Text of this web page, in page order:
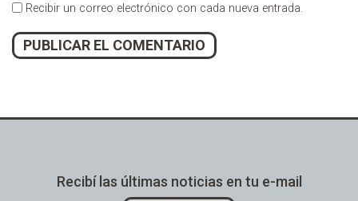
Recibir un correo electrónico con cada nueva entrada.
Recibí las últimas noticias en tu e-mail